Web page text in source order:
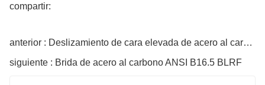
compartir:
anterior : Deslizamiento de cara elevada de acero al carbono en bridas forjadas Clase 150
siguiente : Brida de acero al carbono ANSI B16.5 BLRF